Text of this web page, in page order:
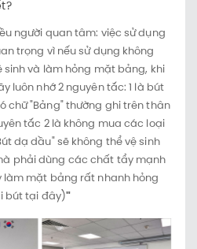
người quan tâm: việc sử dụng
trọng vì nếu sử dụng không
và làm hỏng mặt bảng, khi
luôn nhớ 2 nguyên tắc: 1 là bút
chữ "Bảng" thường ghi trên thân
tắc 2 là không mua các loại
dạ dầu" sẽ không thể vệ sinh
phải dùng các chất tẩy mạnh
làm mặt bảng rất nhanh hỏng
bút tại đây)"